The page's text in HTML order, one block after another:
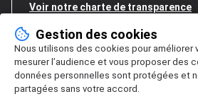
Voir notre charte de transparence
Gestion des cookies
Nous utilisons des cookies pour améliorer
mesurer l’audience et vous proposer des
données personnelles sont protégées et
partagées sans votre accord.